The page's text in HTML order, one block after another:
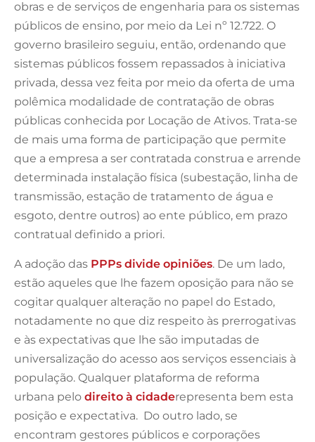
obras e de serviços de engenharia para os sistemas
públicos de ensino, por meio da Lei nº 12.722. O
governo brasileiro seguiu, então, ordenando que
sistemas públicos fossem repassados à iniciativa
privada, dessa vez feita por meio da oferta de uma
polêmica modalidade de contratação de obras
públicas conhecida por Locação de Ativos. Trata-se
de mais uma forma de participação que permite
que a empresa a ser contratada construa e arrende
determinada instalação física (subestação, linha de
transmissão, estação de tratamento de água e
esgoto, dentre outros) ao ente público, em prazo
contratual definido a priori.
A adoção das PPPs divide opiniões. De um lado,
estão aqueles que lhe fazem oposição para não se
cogitar qualquer alteração no papel do Estado,
notadamente no que diz respeito às prerrogativas
e às expectativas que lhe são imputadas de
universalização do acesso aos serviços essenciais à
população. Qualquer plataforma de reforma
urbana pelo direito à cidaderepresenta bem esta
posição e expectativa. Do outro lado, se
encontram gestores públicos e corporações